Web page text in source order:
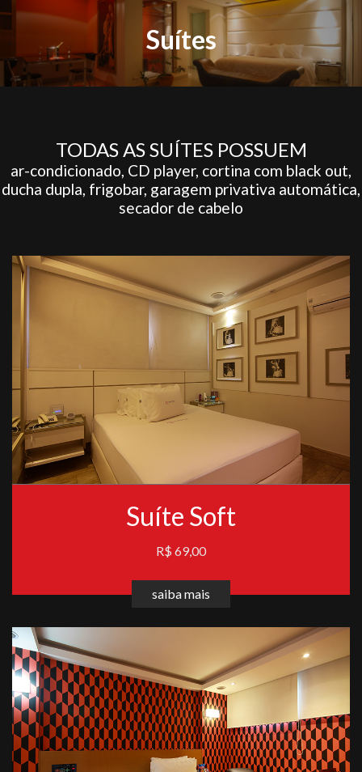
Suítes
TODAS AS SUÍTES POSSUEM
ar-condicionado, CD player, cortina com black out,
ducha dupla, frigobar, garagem privativa automática,
secador de cabelo
Suíte Soft
R$ 69,00
saiba mais